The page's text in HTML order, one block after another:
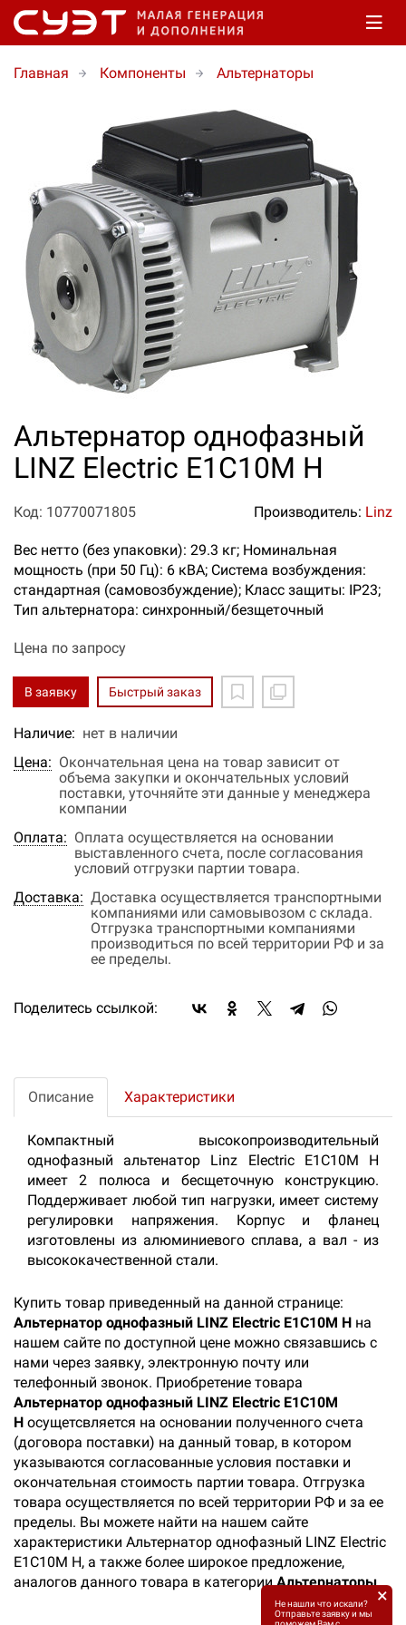
Главная Компоненты Альтернаторы
Альтернатор однофазный
LINZ Electric E1C10M H
Код: 10770071805 Производитель: Linz
Вес нетто (без упаковки): 29.3 кг; Номинальная
мощность (при 50 Гц): 6 кВА; Система возбуждения:
стандартная (самовозбуждение); Класс защиты: IP23;
Тип альтернатора: синхронный/безщеточный
Цена по запросу
В заявку Быстрый заказ
Наличие: нет в наличии
Цена: Окончательная цена на товар зависит от
объема закупки и окончательных условий
поставки, уточняйте эти данные у менеджера
компании
Оплата: Оплата осуществляется на основании
выставленного счета, после согласования
условий отгрузки партии товара.
Доставка: Доставка осуществляется транспортными
компаниями или самовывозом с склада.
Отгрузка транспортными компаниями
производиться по всей территории РФ и за
ее пределы.
Поделитесь ссылкой:
Описание Характеристики
Компактный высокопроизводительный
однофазный альтенатор Linz Electric E1C10M H
имеет 2 полюса и бесщеточную конструкцию.
Поддерживает любой тип нагрузки, имеет систему
регулировки напряжения. Корпус и фланец
изготовлены из алюминиевого сплава, а вал - из
высококачественной стали.
Купить товар приведенный на данной странице:
Альтернатор однофазный LINZ Electric E1C10M H на
нашем сайте по доступной цене можно связавшись с
нами через заявку, электронную почту или
телефонный звонок. Приобретение товара
Альтернатор однофазный LINZ Electric E1C10M
H осущетсвляется на основании полученного счета
(договора поставки) на данный товар, в котором
указываются согласованные условия поставки и
окончательная стоимость партии товара. Отгрузка
товара осуществляется по всей территории РФ и за ее
пределы. Вы можете найти на нашем сайте
характеристики Альтернатор однофазный LINZ Electric
E1C10M H, а также более широкое предложение,
аналогов данного товара в категорииАльтернаторы.
Не нашли что искали?
Отправьте заявку и мы
×